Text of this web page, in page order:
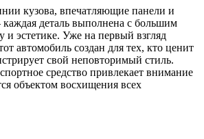
кузова, впечатляющие панели и
деталь выполнена с большим
и эстетике. Уже на первый взгляд
автомобиль создан для тех, кто ценит
свой неповторимый стиль.
средство привлекает внимание
объектом восхищения всех